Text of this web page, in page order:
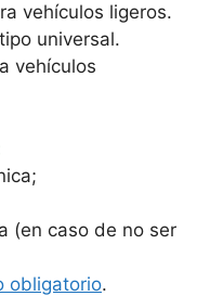
vehículos ligeros.
universal.
vehículos
(en caso de no ser
obligatorio.